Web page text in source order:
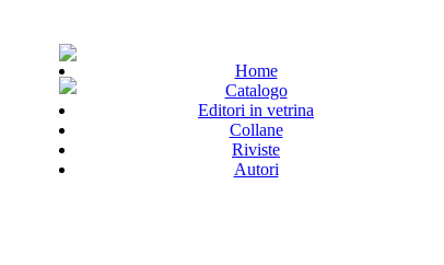
Home
Catalogo
Editori in vetrina
Collane
Riviste
Autori